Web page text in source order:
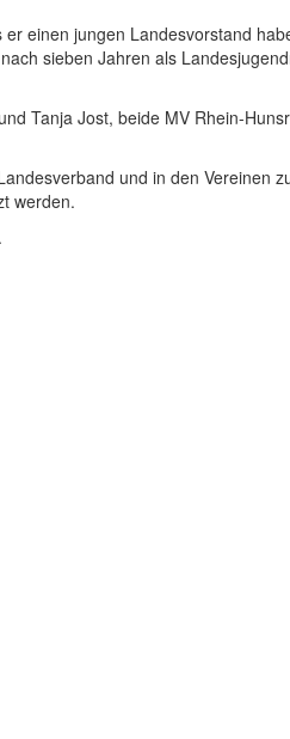
einen jungen Landesvorstand
sieben Jahren als
Tanja Jost, beide MV Rhein-
und in den Vereinen
werden.